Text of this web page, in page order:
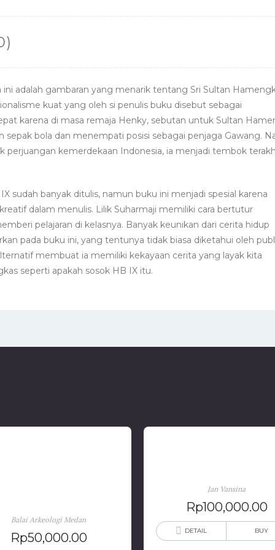
ini adalah gambaran yang menarik tentang Sri Sultan
kuat yang oleh si penulis buku disebut sebagai
karena di masa remaja Henky, sebutan untuk Sultan
sepak bola dan menempati posisi sebagai penjaga Gawang.
perjuangan kemerdekaan Indonesia, ia menjadi tembok
sudah banyak ditulis, namun buku ini menjadi spesial karena
dalam menulis. Lilik Suharmaji memiliki cara bertutur
pelajaran di kelasnya. Banyak keunikan dari cerita hidup
pada buku ini, yang tentunya tidak biasa diketahui oleh
membuat ia memiliki kekayaan cerita yang layak kita
seperti apakah sosok HB IX itu.
Balai Arkeologi Medan
Rp50,000.00
Jan Vansina
Rp100,000.00
DETAIL BUY